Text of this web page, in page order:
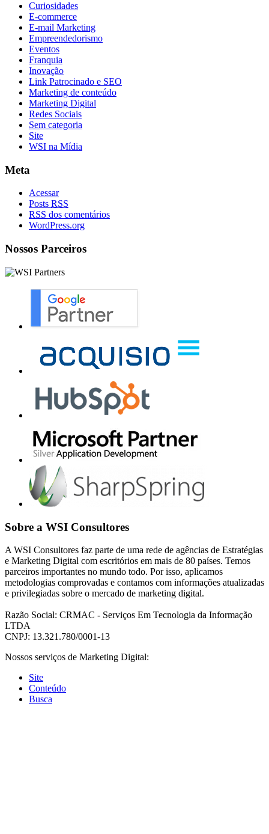
Curiosidades
E-commerce
E-mail Marketing
Empreendedorismo
Eventos
Franquia
Inovação
Link Patrocinado e SEO
Marketing de conteúdo
Marketing Digital
Redes Sociais
Sem categoria
Site
WSI na Mídia
Meta
Acessar
Posts RSS
RSS dos comentários
WordPress.org
Nossos Parceiros
Sobre a WSI Consultores
A WSI Consultores faz parte de uma rede de agências de Estratégias
e Marketing Digital com escritórios em mais de 80 países. Temos
parceiros importantes no mundo todo. Por isso, aplicamos
metodologias comprovadas e contamos com informações atualizadas
e privilegiadas sobre o mercado de marketing digital.
Razão Social: CRMAC - Serviços Em Tecnologia da Informação
LTDA
CNPJ: 13.321.780/0001-13
Nossos serviços de Marketing Digital:
Site
Conteúdo
Busca